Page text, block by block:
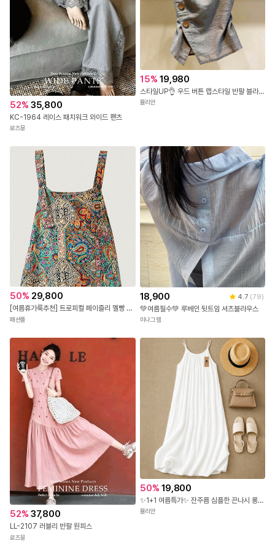
52% 35,800
KC-1964 레이스 패치워크 와이드 팬츠
로즈몽
15% 19,980
스타일UP👌 우드 버튼 랩스타일 반팔 블라우스
뮬리안
50% 29,800
[여름휴가룩추천] 트로피컬 페이즐리 멜빵 팬츠
패션풀
18,900 4.7 (79)
💚여름필수💚 루베인 뒷트임 셔츠블라우스
미나그램
52% 37,800
LL-2107 러블리 반팔 원피스
로즈몽
50% 19,800
✨1+1 여름특가✨ 잔주름 심플한 끈나시 롱 원피스
뮬리안